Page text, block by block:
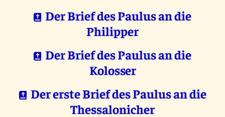
Der Brief des Paulus an die
Philipper
Der Brief des Paulus an die
Kolosser
Der erste Brief des Paulus an die
Thessalonicher